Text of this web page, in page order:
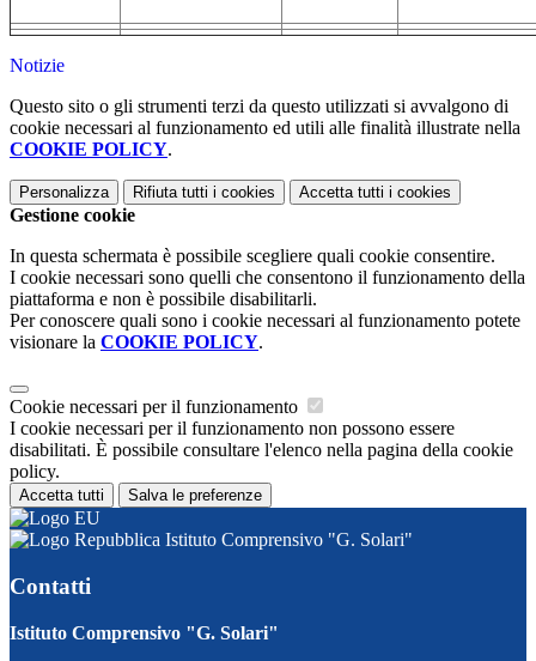
Notizie
Questo sito o gli strumenti terzi da questo utilizzati si avvalgono di
cookie necessari al funzionamento ed utili alle finalità illustrate nella
COOKIE POLICY.
Personalizza Rifiuta tutti i cookies Accetta tutti i cookies
Gestione cookie
In questa schermata è possibile scegliere quali cookie consentire.
I cookie necessari sono quelli che consentono il funzionamento della
piattaforma e non è possibile disabilitarli.
Per conoscere quali sono i cookie necessari al funzionamento potete
visionare la COOKIE POLICY.
Cookie necessari per il funzionamento
I cookie necessari per il funzionamento non possono essere
disabilitati. È possibile consultare l'elenco nella pagina della cookie
policy.
Accetta tutti Salva le preferenze
Istituto Comprensivo "G. Solari"
Contatti
Istituto Comprensivo "G. Solari"